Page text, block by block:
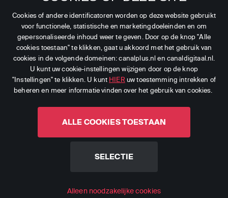
Cookies of andere identificatoren worden op deze website gebruikt
voor functionele, statistische en marketingdoeleinden en om
gepersonaliseerde inhoud weer te geven. Door op de knop "Alle
cookies toestaan" te klikken, gaat u akkoord met het gebruik van
cookies in de volgende domeinen: canalplus.nl en canaldigitaal.nl.
U kunt uw cookie-instellingen wijzigen door op de knop
"Instellingen" te klikken. U kunt HIER uw toestemming intrekken of
beheren en meer informatie vinden over het gebruik van cookies.
ALLE COOKIES TOESTAAN
SELECTIE
Alleen noodzakelijke cookies
2026 CANAL+ Luxembourg S. à r.l. - Alle rechten
voorbehouden.
Canal Digitaal is een merk gebruikt door CANAL+
Luxembourg S. à r.l.
Maatschappelijke zetel: Rue Albert Borschette 4, L-1246
Luxembourg R.C.S. Luxembourg : B 87.905